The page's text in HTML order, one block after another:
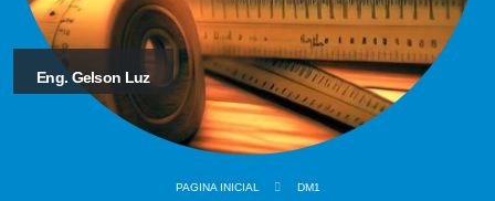
Eng. Gelson Luz
PAGINA INICIAL DM1